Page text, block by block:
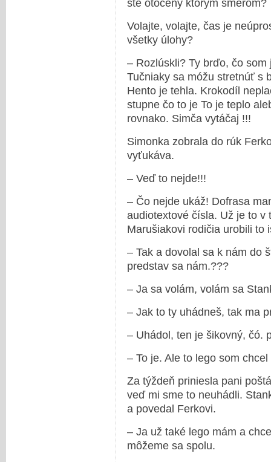
ste otočený ktorým smerom?
Volajte, volajte, čas je
všetky úlohy?
– Rozlúskli? Ty brďo, čo
Tučniaky sa móžu stretnúť s
Hento je tehla. Krokodíl
stupne čo to je To je teplo
rovnako. Simča vytáčaj !!!
Simonka zobrala do rúk
vyťukáva.
– Veď to nejde!!!
– Čo nejde ukáž! Dofrasa
audiotextové čísla. Už je to v
Marušiakovi rodičia urobili to
– Tak a dovolal sa k nám do
predstav sa nám.???
– Ja sa volám, volám sa
– Jak to ty uhádneš, tak ma
– Uhádol, ten je šikovný, čó.
– To je. Ale to lego som
Za týždeň priniesla pani
veď mi sme to neuhádli.
a povedal Ferkovi.
– Ja už také lego mám a
môžeme sa spolu.